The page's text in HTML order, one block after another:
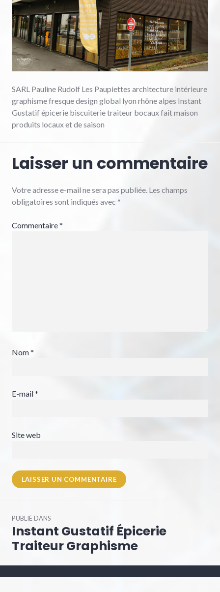
SARL Pauline Rudolf Les Paupiettes architecture intérieure
graphisme fresque design global lyon rhône alpes Instant
Gustatif épicerie biscuiterie traiteur bocaux fait maison
produits locaux et de saison
Laisser un commentaire
Votre adresse e-mail ne sera pas publiée. Les champs
obligatoires sont indiqués avec *
Commentaire*
Nom*
E-mail*
Site web
de
l’article
PUBLIÉ DANS
Instant Gustatif Épicerie
Traiteur Graphisme